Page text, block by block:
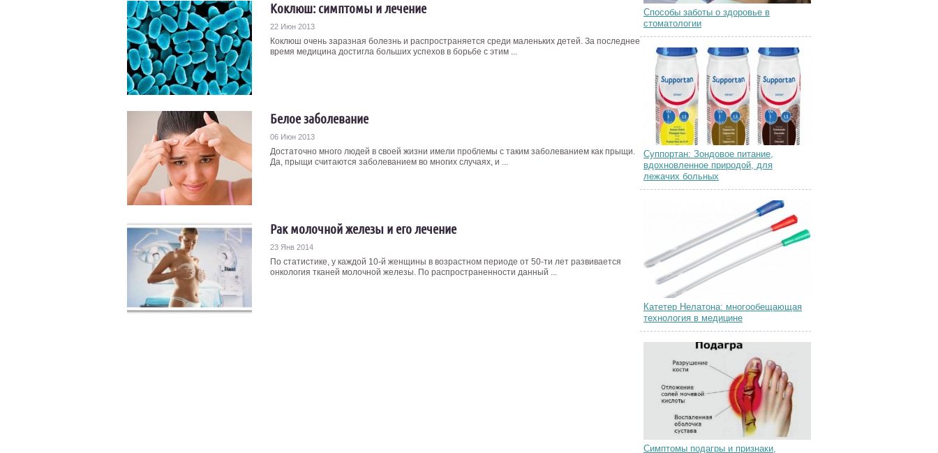
Коклюш: симптомы и лечение
22 Июн 2013
Коклюш очень заразная болезнь и распространяется среди маленьких детей. За последнее
время медицина достигла больших успехов в борьбе с этим ...
Белое заболевание
06 Июн 2013
Достаточно много людей в своей жизни имели проблемы с таким заболеванием как прыщи.
Да, прыщи считаются заболеванием во многих случаях, и ...
Рак молочной железы и его лечение
23 Янв 2014
По статистике, у каждой 10-й женщины в возрастном периоде от 50-ти лет развивается
онкология тканей молочной железы. По распространенности данный ...
Способы заботы о здоровье в
стоматологии
Суппортан: Зондовое питание,
вдохновленное природой, для
лежачих больных
Катетер Нелатона: многообещающая
технология в медицине
Симптомы подагры и признаки,